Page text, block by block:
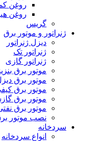
روغن
روغن
گریس
ژنراتور و موتور برق
دیزل ژنراتور
ژنراتور تک
ژنراتور گازی
موتور برق
موتور برق
موتور برق
موتور برق
موتور برق
نصب موتور
سردخانه
انواع سردخانه